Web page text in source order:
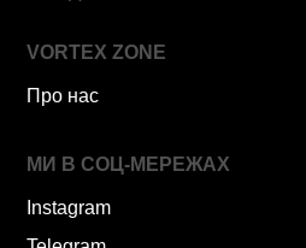
VORTEX ZONE
Про нас
МИ В СОЦ-МЕРЕЖАХ
Instagram